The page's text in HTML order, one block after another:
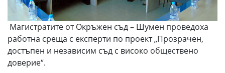
Магистратите от Окръжен съд – Шумен проведоха
работна среща с експерти по проект „Прозрачен,
достъпен и независим съд с високо обществено
доверие“.